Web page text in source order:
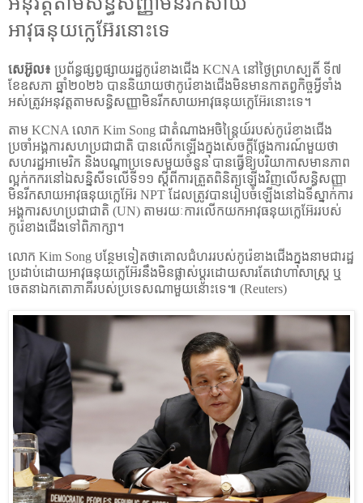
អាវុធនុយក្លេអ៊ែរនោះទេ
សេអ៊ូល៖ ប្រព័ន្ធផ្សព្វផ្សាយរដ្ឋកូរ៉េខាងជើង KCNA នៅថ្ងៃព្រហស្បតិ៍ ទី៧
ខែឧសភា ឆ្នាំ២០២៦ បាននិយាយថាកូរ៉េខាងជើងមិនមានកាតព្វកិច្ចអ្វីទាំង
អស់ត្រូវអនុវត្តតាមសន្ធិសញ្ញាមិនរីកសាយអាវុធនុយក្លេអ៊ែរនោះទេ។
តាម KCNAលោក Kim Song ជាតំណាងអចិន្ត្រៃយ៍របស់កូរ៉េខាងជើង
ប្រចាំអង្គការសហប្រជាជាតិ បានលើកឡើងក្នុងសេចក្ដីថ្លែងការណ៍មួយថា
សហរដ្ឋអាមេរិក និងបណ្ដាប្រទេសមួយចំនួន បានធ្វើឱ្យបរិយាកាសមានភាព
ល្អក់កករនៅឯសន្និសីទលើទី១១ ស្ដីពីការត្រួតពិនិត្យឡើងវិញលើសន្ធិសញ្ញា
មិនរីកសាយអាវុធនុយក្លេអ៊ែរ NPT ដែលត្រូវបានរៀបចំឡើងនៅឯទីស្នាក់ការ
អង្គការសហប្រជាជាតិ (UN) តាមរយៈការលើកយកអាវុធនុយក្លេអ៊ែររបស់
កូរ៉េខាងជើងទៅពិភាក្សា។
លោក Kim Song បន្ថែមទៀតថាគោលជំហររបស់កូរ៉េខាងជើងក្នុងនាមជារដ្ឋ
ប្រដាប់ដោយអាវុធនុយក្លេអ៊ែរនឹងមិនផ្លាស់ប្ដូរដោយសារតែវោហាសាស្ត្រ ឬ
ចេតនាឯកតោភាគីរបស់ប្រទេសណាមួយនោះទេ៕ (Reuters)